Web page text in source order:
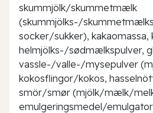
skummjölk/skummetmælk
(skummjölks-/
socker/sukker), kakaomassa,
helmjölks-/sødmælkspulver,
vassle-/valle-/mysepulver
kokosflingor/kokos,
smör/smør (mjölk/mælk/
emulgeringsmedel/emulgator